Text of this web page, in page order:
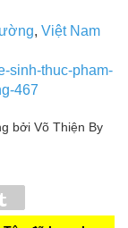
, Việt Nam
sinh-thuc-pham-
467
bởi Võ Thiện By